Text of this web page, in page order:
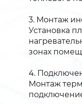
3. Монтаж
Установка
зонах
4.
Монтаж